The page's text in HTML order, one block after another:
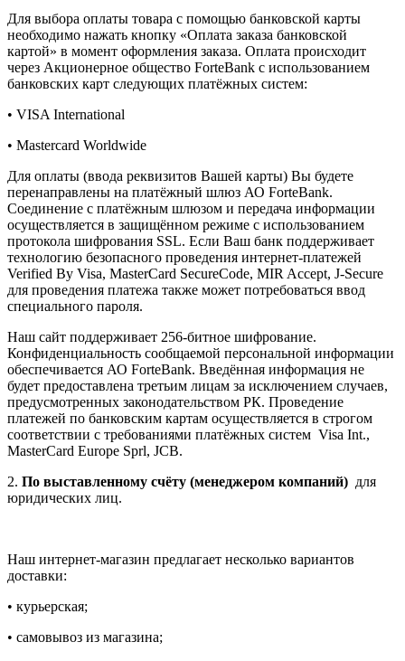
Для выбора оплаты товара с помощью банковской карты
необходимо нажать кнопку «Оплата заказа банковской
картой» в момент оформления заказа. Оплата происходит
через Акционерное общество ForteBank с использованием
банковских карт следующих платёжных систем:
• VISA International
• Mastercard Worldwide
Для оплаты (ввода реквизитов Вашей карты) Вы будете
перенаправлены на платёжный шлюз АО ForteBank.
Соединение с платёжным шлюзом и передача информации
осуществляется в защищённом режиме с использованием
протокола шифрования SSL. Если Ваш банк поддерживает
технологию безопасного проведения интернет-платежей
Verified By Visa, MasterCard SecureCode, MIR Accept, J-Secure
для проведения платежа также может потребоваться ввод
специального пароля.
Наш сайт поддерживает 256-битное шифрование.
Конфиденциальность сообщаемой персональной информации
обеспечивается АО ForteBank. Введённая информация не
будет предоставлена третьим лицам за исключением случаев,
предусмотренных законодательством РК. Проведение
платежей по банковским картам осуществляется в строгом
соответствии с требованиями платёжных систем Visa Int.,
MasterCard Europe Sprl, JCB.
2. По выставленному счёту (менеджером компаний) для
юридических лиц.
Наш интернет-магазин предлагает несколько вариантов
доставки:
• курьерская;
• самовывоз из магазина;